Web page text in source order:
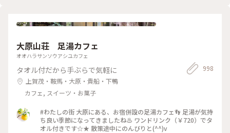
になり、ばたばたと毎日を過ごしています。なかなか投稿が追
りペースになりますが、これからもよろしくお願いします☺︎
大原山荘 足湯カフェ
オオハラサンソウアシユカフェ
タオル付だから手ぶらで気軽に
上賀茂・鞍馬・大原・貴船・下鴨
カフェ, スイーツ・お菓子
998
#わたしの街 大原にある、お宿併設の足湯カフェ👣 足湯が気持
ち良い季節になってきましたね♨ ワンドリンク（￥720）でタ
オル付きです☆★ 散策途中にのんびりと(^^)v